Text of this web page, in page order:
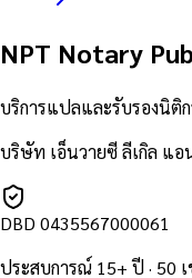
NPT Notary
บริการแปลและรับรองนิติ
บริษัท เอ็นวายซี ลีเกิล แอ
DBD 0435567000061
ประสบการณ์ 15+ ปี · 50